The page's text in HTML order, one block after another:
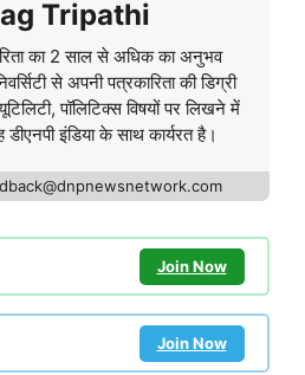
Tripathi
का 2 साल से अधिक का अनुभव
से अपनी पत्रकारिता की डिग्री
पॉलिटिक्स विषयों पर लिखने में
इंडिया के साथ कार्यरत है।
Join Now
Join Now